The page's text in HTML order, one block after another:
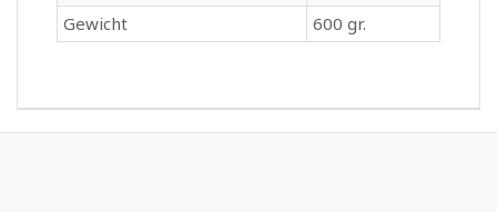
Gewicht
600 gr.